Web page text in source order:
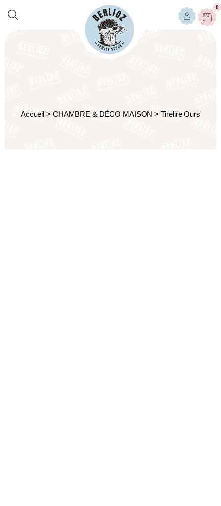
0
Accueil > CHAMBRE & DÉCO MAISON > Tirelire Ours